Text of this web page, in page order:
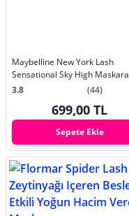
Maybelline New York Lash
Sensational Sky High Maskara
3.8
(44)
699,00 TL
Sepete Ekle